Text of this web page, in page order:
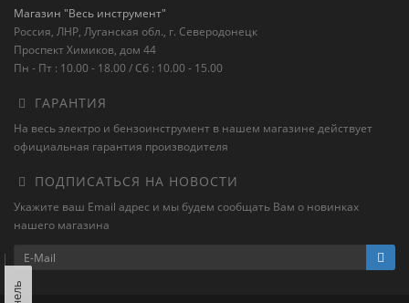
Магазин "Весь инструмент"
Россия, ЛНР, Луганская обл., г. Северодонецк
Проспект Химиков, дом 44
Пн - Пт : 10.00 - 18.00 / Сб : 10.00 - 15.00
ГАРАНТИЯ
На весь электро и бензоинструмент в нашем магазине действует
официальная гарантия производителя
ПОДПИСАТЬСЯ НА НОВОСТИ
Укажите ваш Email адрес и мы будем сообщать Вам о новинках
нашего магазина